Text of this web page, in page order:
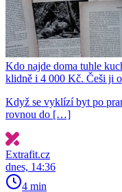
Kdo najde doma tuhle
klidně i 4 000 Kč. Češi ji
Když se vyklízí byt po
rovnou do […]
Extrafit.cz
dnes, 14:36
4 min